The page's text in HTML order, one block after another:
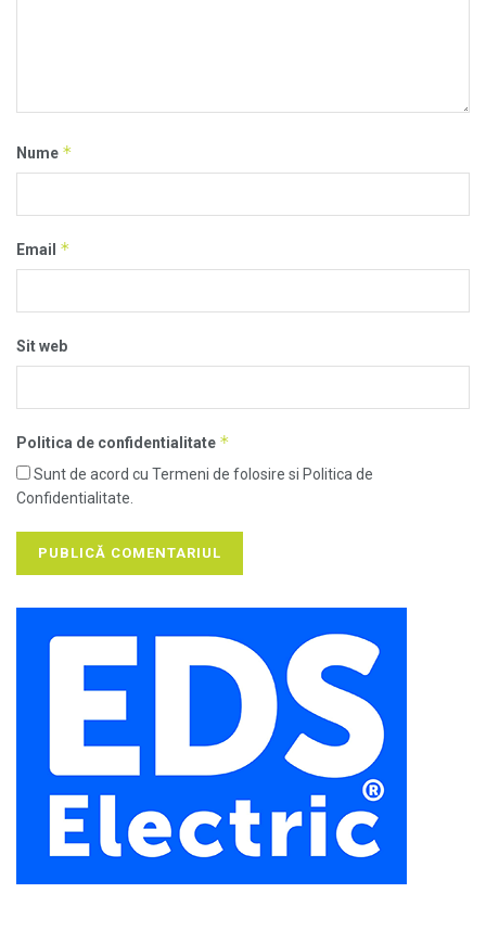
Nume *
Email *
Sit web
Politica de confidentialitate *
Sunt de acord cu Termeni de folosire si Politica de
Confidentialitate.